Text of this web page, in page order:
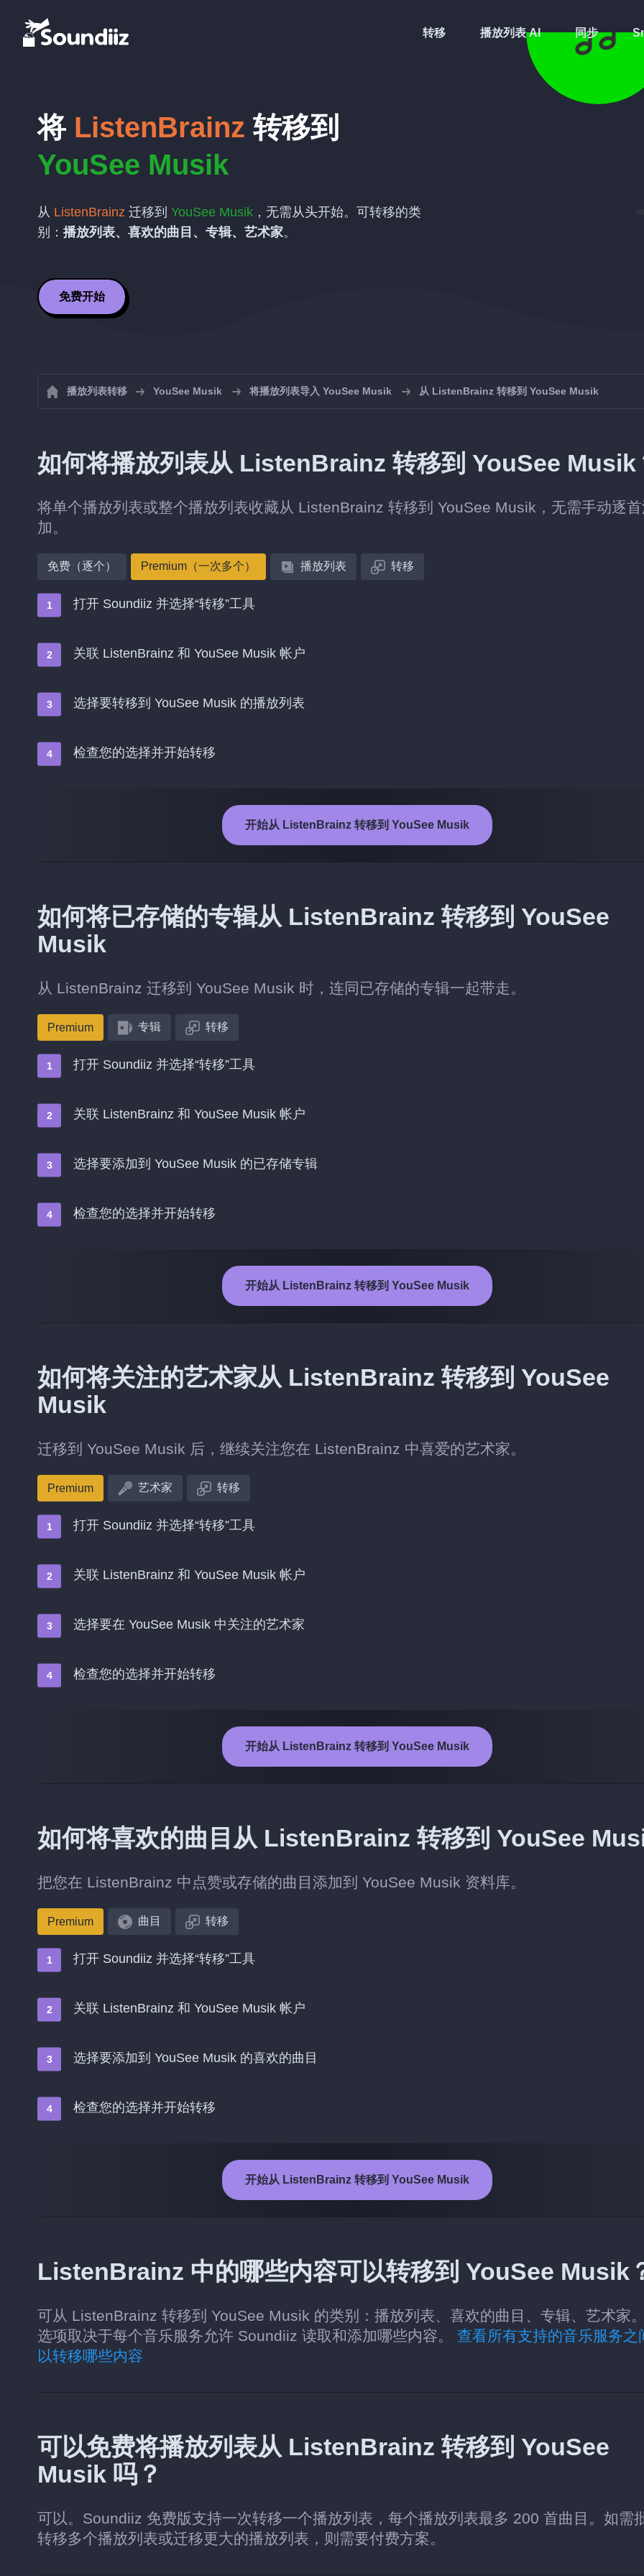
转移 播放列表 AI 同步
将 ListenBrainz 转移到
YouSee Musik
从 ListenBrainz 迁移到 YouSee Musik ，无需从头开始。可转移的类
别： 播放列表、喜欢的曲目、专辑、艺术家。
免费开始
播放列表转移 YouSee Musik 将播放列表导入 YouSee Musik 从 ListenBrainz 转移到 YouSee Musik
如何将播放列表从 ListenBrainz 转移到 YouSee Musik
将单个播放列表或整个播放列表收藏从 ListenBrainz 转移到 YouSee Musik，无需手动逐
加。
免费（逐个） Premium（一次多个） 播放列表 转移
打开 Soundiiz 并选择“转移”工具
关联 ListenBrainz 和 YouSee Musik 帐户
选择要转移到 YouSee Musik 的播放列表
检查您的选择并开始转移
开始从 ListenBrainz 转移到 YouSee Musik
如何将已存储的专辑从 ListenBrainz 转移到 YouSee
Musik
从 ListenBrainz 迁移到 YouSee Musik 时，连同已存储的专辑一起带走。
Premium 专辑 转移
打开 Soundiiz 并选择“转移”工具
关联 ListenBrainz 和 YouSee Musik 帐户
选择要添加到 YouSee Musik 的已存储专辑
检查您的选择并开始转移
开始从 ListenBrainz 转移到 YouSee Musik
如何将关注的艺术家从 ListenBrainz 转移到 YouSee
Musik
迁移到 YouSee Musik 后，继续关注您在 ListenBrainz 中喜爱的艺术家。
Premium 艺术家 转移
打开 Soundiiz 并选择“转移”工具
关联 ListenBrainz 和 YouSee Musik 帐户
选择要在 YouSee Musik 中关注的艺术家
检查您的选择并开始转移
开始从 ListenBrainz 转移到 YouSee Musik
如何将喜欢的曲目从 ListenBrainz 转移到 YouSee
把您在 ListenBrainz 中点赞或存储的曲目添加到 YouSee Musik 资料库。
Premium 曲目 转移
打开 Soundiiz 并选择“转移”工具
关联 ListenBrainz 和 YouSee Musik 帐户
选择要添加到 YouSee Musik 的喜欢的曲目
检查您的选择并开始转移
开始从 ListenBrainz 转移到 YouSee Musik
ListenBrainz 中的哪些内容可以转移到 YouSee Musik
可从 ListenBrainz 转移到 YouSee Musik 的类别：播放列表、喜欢的曲目、专辑、艺术家
选项取决于每个音乐服务允许 Soundiiz 读取和添加哪些内容。 查看所有支持的音乐服务之
以转移哪些内容
可以免费将播放列表从 ListenBrainz 转移到 YouSee
Musik 吗？
可以。Soundiiz 免费版支持一次转移一个播放列表，每个播放列表最多 200 首曲目。如需
转移多个播放列表或迁移更大的播放列表，则需要付费方案。